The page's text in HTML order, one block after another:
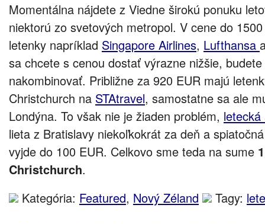
Momentálna nájdete z Viedne širokú ponuku
niektorú zo svetových metropol. V cene do
letenky napríklad Singapore Airlines, Lufthansa
sa chcete s cenou dostať výrazne nižšie,
nakombinovať. Približne za 920 EUR majú
Christchurch na STAtravel, samostatne sa ale
Londýna. To však nie je žiaden problém,
lieta z Bratislavy niekoľkokrát za deň a
vyjde do 100 EUR. Celkovo sme teda na sume
Christchurch.
Kategória: Featured, Nový Zéland Tagy: